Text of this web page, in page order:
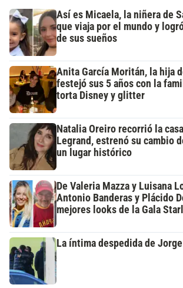
Así es Micaela, la niñera de
que viaja por el mundo y
de sus sueños
Anita García Moritán, la hija
festejó sus 5 años con la
torta Disney y glitter
Natalia Oreiro recorrió la
Legrand, estrenó su cambio
un lugar histórico
De Valeria Mazza y Luisana
Antonio Banderas y Plácido
mejores looks de la Gala
La íntima despedida de